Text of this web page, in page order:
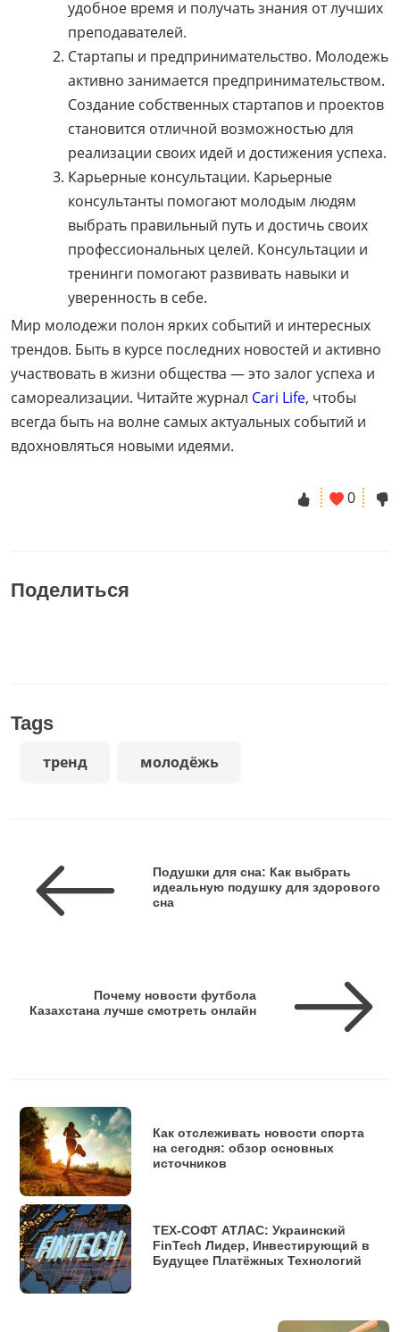
удобное время и получать знания от лучших
преподавателей.
Стартапы и предпринимательство. Молодежь
активно занимается предпринимательством.
Создание собственных стартапов и проектов
становится отличной возможностью для
реализации своих идей и достижения успеха.
Карьерные консультации. Карьерные
консультанты помогают молодым людям
выбрать правильный путь и достичь своих
профессиональных целей. Консультации и
тренинги помогают развивать навыки и
уверенность в себе.
Мир молодежи полон ярких событий и интересных
трендов. Быть в курсе последних новостей и активно
участвовать в жизни общества — это залог успеха и
самореализации. Читайте журнал Cari Life, чтобы
всегда быть на волне самых актуальных событий и
вдохновляться новыми идеями.
0
Поделиться
Tags
тренд молодёжь
Подушки для сна: Как выбрать
идеальную подушку для здорового
сна
Почему новости футбола
Казахстана лучше смотреть онлайн
Как отслеживать новости спорта
на сегодня: обзор основных
источников
ТЕХ-СОФТ АТЛАС: Украинский
FinTech Лидер, Инвестирующий в
Будущее Платёжных Технологий